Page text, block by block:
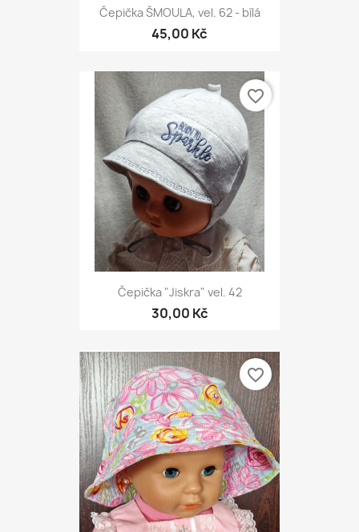
Čepička ŠMOULA, vel. 62 - bílá
45,00 Kč
Čepička "Jiskra" vel. 42
30,00 Kč
favorite_border
favorite_border